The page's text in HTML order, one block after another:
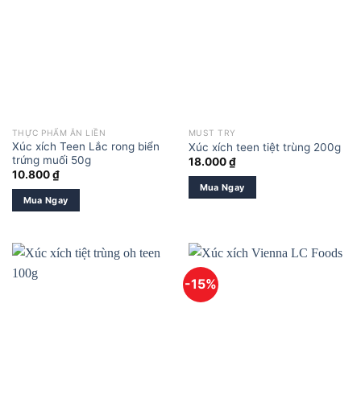
THỰC PHẨM ĂN LIỀN
Xúc xích Teen Lắc rong biển
trứng muối 50g
10.800₫
Mua Ngay
MUST TRY
Xúc xích teen tiệt trùng 200g
18.000₫
Mua Ngay
-15%